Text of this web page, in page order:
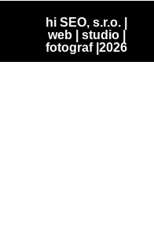
hi SEO, s.r.o. |
web| studio|
fotograf|2026